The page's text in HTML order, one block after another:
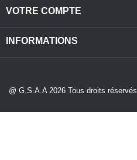
VOTRE COMPTE
INFORMATIONS
@ G.S.A.A 2026 Tous droits réservés